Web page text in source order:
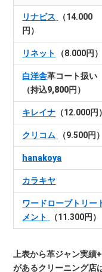
リナビス
（14.000
円）
リネット （8.000円）
白洋舎革コート扱い
（持込9,800円）
キレイナ （12.000円）
クリコム （9.500円）
hanakoya
カラキヤ
ワードローブトリー
メント
（11.300円）
上表から革ジャン実
があるクリーニング店